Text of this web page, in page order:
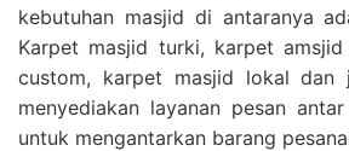
kebutuhan masjid di antaranya
Karpet masjid turki, karpet
custom, karpet masjid lokal dan
menyediakan layanan pesan
untuk mengantarkan barang